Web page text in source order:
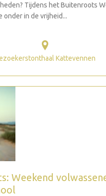
Tijdens het Buitenroots
onder in de vrijheid...
Kattevennen
Weekend